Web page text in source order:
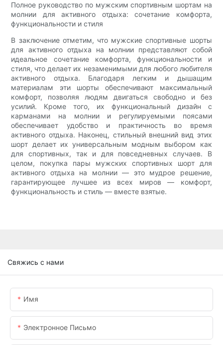
Полное руководство по мужским спортивным шортам на
молнии для активного отдыха: сочетание комфорта,
функциональности и стиля
В заключение отметим, что мужские спортивные шорты
для активного отдыха на молнии представляют собой
идеальное сочетание комфорта, функциональности и
стиля, что делает их незаменимыми для любого любителя
активного отдыха. Благодаря легким и дышащим
материалам эти шорты обеспечивают максимальный
комфорт, позволяя людям двигаться свободно и без
усилий. Кроме того, их функциональный дизайн с
карманами на молнии и регулируемыми поясами
обеспечивает удобство и практичность во время
активного отдыха. Наконец, стильный внешний вид этих
шорт делает их универсальным модным выбором как
для спортивных, так и для повседневных случаев. В
целом, покупка пары мужских спортивных шорт для
активного отдыха на молнии — это мудрое решение,
гарантирующее лучшее из всех миров — комфорт,
функциональность и стиль — вместе взятые.
Свяжись с нами
Имя
Электронное Письмо